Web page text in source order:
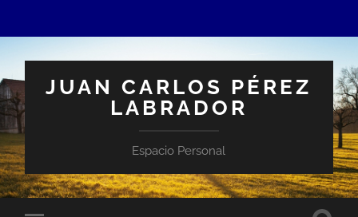
JUAN CARLOS PÉREZ
LABRADOR
Espacio Personal